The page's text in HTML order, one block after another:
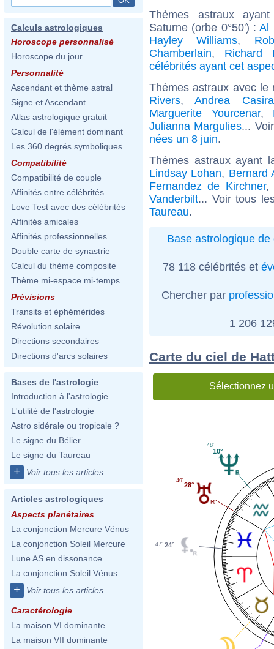
Calculs astrologiques
Horoscope personnalisé
Horoscope du jour
Personnalité
Ascendant et thème astral
Signe et Ascendant
Atlas astrologique gratuit
Calcul de l'élément dominant
Les 360 degrés symboliques
Compatibilité
Compatibilité de couple
Affinités entre célébrités
Love Test avec des célébrités
Affinités amicales
Affinités professionnelles
Double carte de synastrie
Calcul du thème composite
Thème mi-espace mi-temps
Prévisions
Transits et éphémérides
Révolution solaire
Directions secondaires
Directions d'arcs solaires
Bases de l'astrologie
Introduction à l'astrologie
L'utilité de l'astrologie
Astro sidérale ou tropicale ?
Le signe du Bélier
Le signe du Taureau
+ Voir tous les articles
Articles astrologiques
Aspects planétaires
La conjonction Mercure Vénus
La conjonction Soleil Mercure
Lune AS en dissonance
La conjonction Soleil Vénus
+ Voir tous les articles
Caractérologie
La maison VI dominante
La maison VII dominante
Thèmes astraux
Saturne (orbe 0°50') :Al
Hayley Williams,
Chamberlain, Richard
célébrités ayant cet
Thèmes astraux avec
Rivers,Andrea
Marguerite Yourcenar,
Julianna Margulies...
nées un 8 juin.
Thèmes astraux ayant
Lindsay Lohan, Bernard
Fernandez de Kirchner,
Vanderbilt... Voir tous
Taureau.
Base astrologique de
78 118 célébrités et
Chercher par
1 206
Carte du ciel de
Sélectionnez
10°
48'
28°
49'
24°
47'